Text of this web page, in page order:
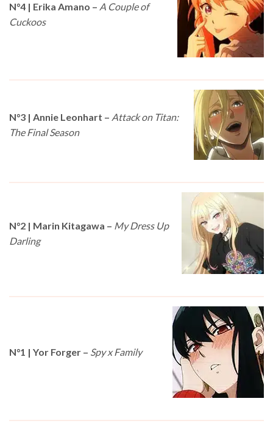
N°4 | Erika Amano – A Couple of
Cuckoos
N°3 | Annie Leonhart – Attack on Titan:
The Final Season
N°2 | Marin Kitagawa – My Dress Up
Darling
N°1 | Yor Forger – Spy x Family